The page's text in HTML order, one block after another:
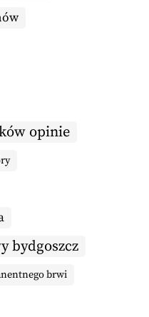
opinie
bydgoszcz
brwi